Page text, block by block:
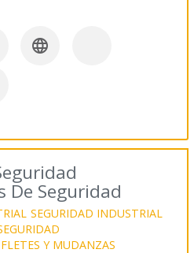

De Seguridad
SEGURIDAD INDUSTRIAL
FLETES Y MUDANZAS